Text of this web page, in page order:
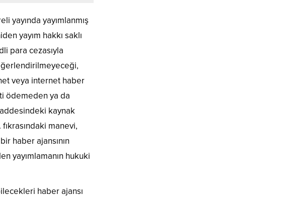
yayında yayımlanmış
yayım hakkı saklı
para cezasıyla
veya internet haber
ödemeden ya da
kaynak
manevi,
haber ajansının
yayımlamanın hukuki
haber ajansı